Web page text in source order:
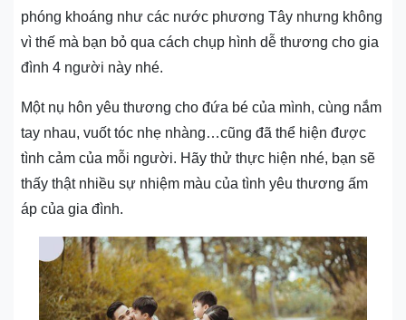
phóng khoáng như các nước phương Tây nhưng không
vì thế mà bạn bỏ qua cách chụp hình dễ thương cho gia
đình 4 người này nhé.
Một nụ hôn yêu thương cho đứa bé của mình, cùng nắm
tay nhau, vuốt tóc nhẹ nhàng…cũng đã thể hiện được
tình cảm của mỗi người. Hãy thử thực hiện nhé, bạn sẽ
thấy thật nhiều sự nhiệm màu của tình yêu thương ấm
áp của gia đình.